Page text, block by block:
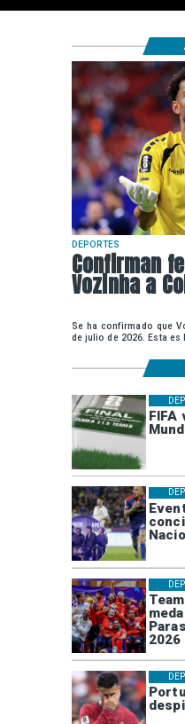
FIFA
2026
DEPORTES
Confirman
Vozinha a
Se ha confirmado que
de julio de 2026. Esta es